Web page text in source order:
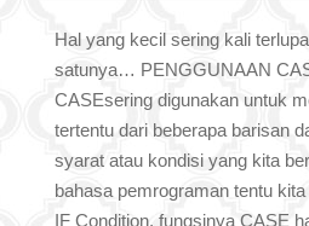
Hal yang kecil sering kali
satunya… PENGGUNAAN
CASEsering digunakan untuk
tertentu dari beberapa barisan
syarat atau kondisi yang kita
bahasa pemrograman tentu
IF Condition, fungsinya CASE